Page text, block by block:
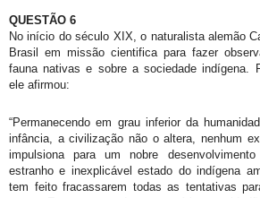
QUESTÃO 6
No início do século XIX, o naturalista alemão
Brasil em missão cientifica para fazer
fauna nativas e sobre a sociedade indígena.
ele afirmou:
“Permanecendo em grau inferior da
infância, a civilização não o altera, nenhum
impulsiona para um nobre
estranho e inexplicável estado do indígena
tem feito fracassarem todas as tentativas